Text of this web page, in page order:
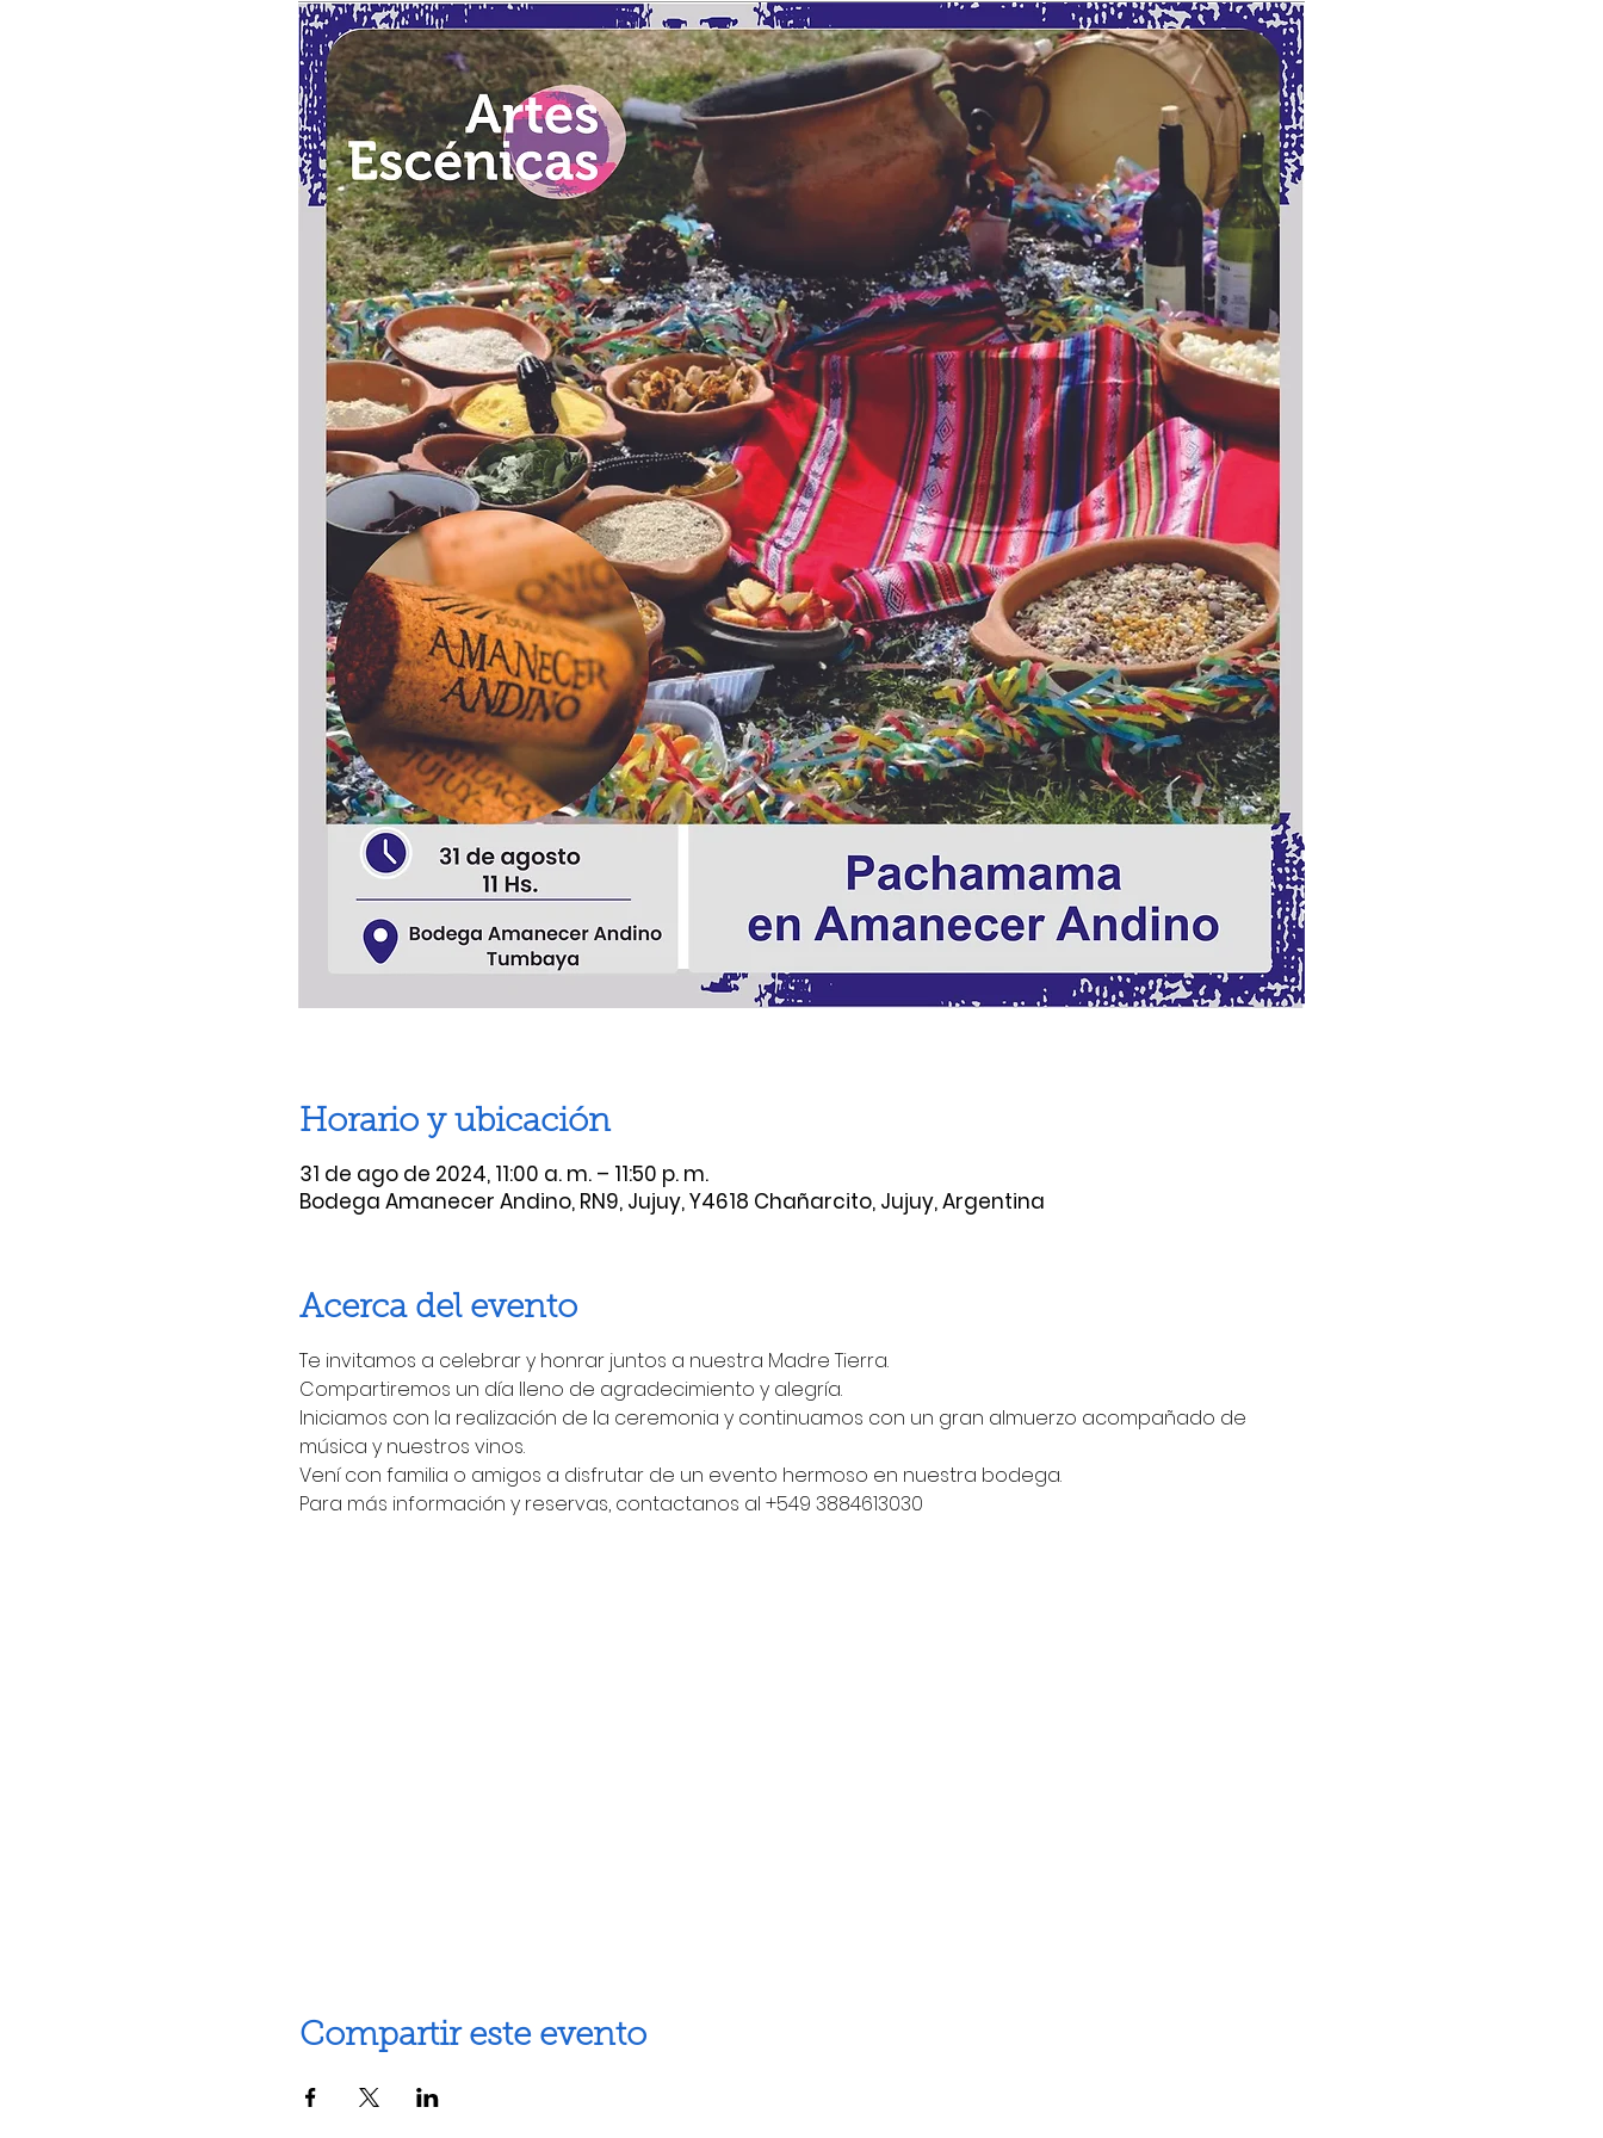
Horario y ubicación
31 de ago de 2024, 11:00 a. m. – 11:50 p. m.
Bodega Amanecer Andino, RN9, Jujuy, Y4618 Chañarcito, Jujuy, Argentina
Acerca del evento
Te invitamos a celebrar y honrar juntos a nuestra Madre Tierra.
Compartiremos un día lleno de agradecimiento y alegría.
Iniciamos con la realización de la ceremonia y continuamos con un gran almuerzo acompañado de
música y nuestros vinos.
Vení con familia o amigos a disfrutar de un evento hermoso en nuestra bodega.
Para más información y reservas, contactanos al +549 3884613030
Compartir este evento